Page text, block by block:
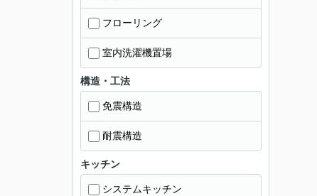
フローリング
室内洗濯機置場
構造・工法
免震構造
耐震構造
キッチン
システムキッチン